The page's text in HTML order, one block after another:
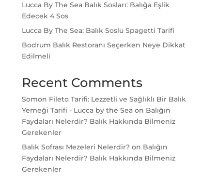
Lucca By The Sea Balık Sosları: Balığa Eşlik
Edecek 4 Sos
Lucca By The Sea: Balık Soslu Spagetti Tarifi
Bodrum Balık Restoranı Seçerken Neye Dikkat
Edilmeli
Recent Comments
Somon Fileto Tarifi: Lezzetli ve Sağlıklı Bir Balık
Yemeği Tarifi - Lucca by the Seaon Balığın
Faydaları Nelerdir? Balık Hakkında Bilmeniz
Gerekenler
Balık Sofrası Mezeleri Nelerdir? on Balığın
Faydaları Nelerdir? Balık Hakkında Bilmeniz
Gerekenler